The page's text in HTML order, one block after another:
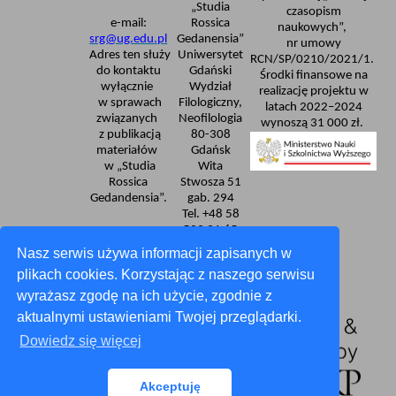
Nasz serwis używa informacji zapisanych w
plikach cookies. Korzystając z naszego serwisu
wyrażasz zgodę na ich użycie, zgodnie z
aktualnymi ustawieniami Twojej przeglądarki.
Dowiedz się więcej
Akceptuję
czasopism
naukowych”,
nr umowy
RCN/SP/0210/2021/1.
Środki finansowe na
realizację projektu w
latach 2022–2024
wynoszą 31 000 zł.
e-mail:
srg@ug.edu.pl
Adres ten służy
do kontaktu
wyłącznie
w sprawach
związanych
z publikacją
materiałów
w „Studia
Rossica
Gedandensia”.
„Studia
Rossica
Gedanensia”
Uniwersytet
Gdański
Wydział
Filologiczny,
Neofilologia
80-308
Gdańsk
Wita
Stwosza 51
gab. 294
Tel. +48 58
523 31 65
Deklaracja dostępności